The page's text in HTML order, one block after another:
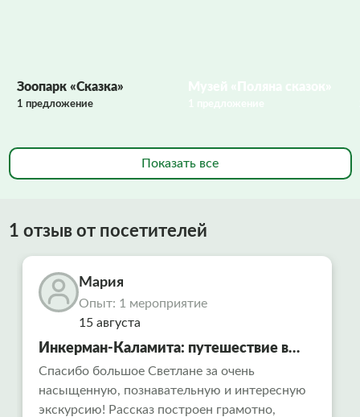
Зоопарк «Сказка»
1 предложение
Показать все
1 отзыв от посетителей
Мария
Опыт: 1 мероприятие
15 августа
Инкерман-Каламита: путешествие в
«Русский Афон» и тайны
средневековой крепости
Спасибо большое Светлане за очень
насыщенную, познавательную и интересную
экскурсию! Рассказ построен грамотно,